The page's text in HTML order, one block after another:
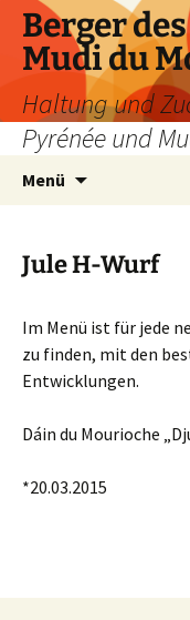
Zum
Inhalt
springen
Berger
Mudi du
Haltung und
Pyrénée und
Menü
Jule H-Wurf
Im Menü ist für jede
zu finden, mit den
Entwicklungen.
Dáin du Mourioche
*20.03.2015